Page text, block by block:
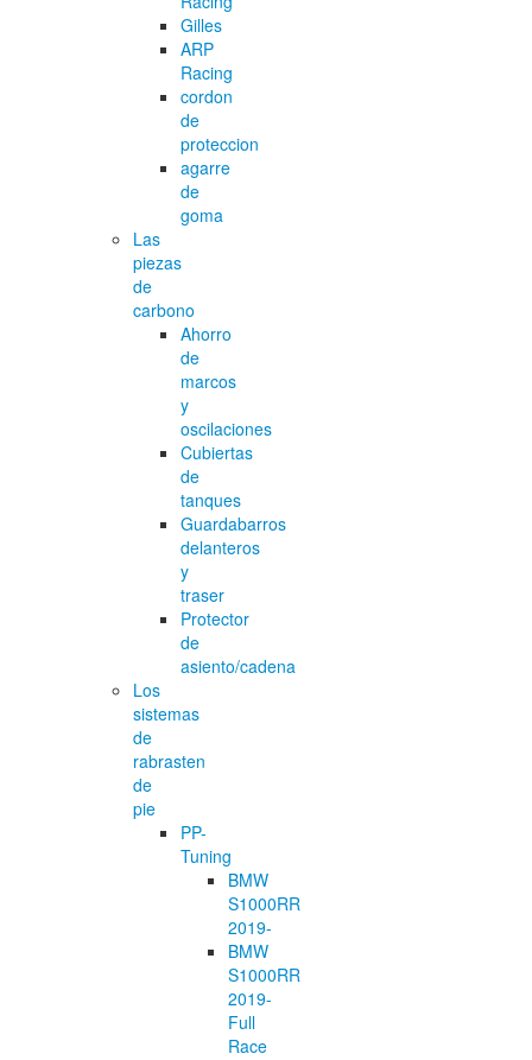
Gilles
ARP
Racing
cordon
de
proteccion
agarre
de
goma
Las
piezas
de
carbono
Ahorro
de
marcos
y
oscilaciones
Cubiertas
de
tanques
Guardabarros
delanteros
y
traser
Protector
de
asiento/cadena
Los
sistemas
de
rabrasten
de
pie
PP-
Tuning
BMW
S1000RR
2019-
BMW
S1000RR
2019-
Full
Race